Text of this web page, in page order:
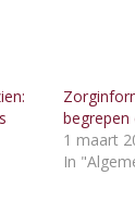
1 maart
In